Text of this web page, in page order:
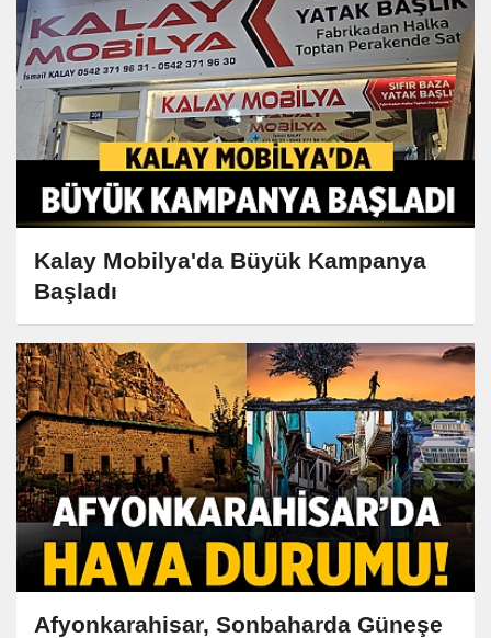
Kalay Mobilya'da Büyük Kampanya
Başladı
Afyonkarahisar, Sonbaharda Güneşe